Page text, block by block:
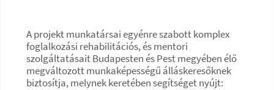
A projekt munkatársai egyénre szabott komplex
foglalkozási rehabilitációs, és mentori
szolgáltatásait Budapesten és Pest megyében élő
megváltozott munkaképességű álláskeresőknek
biztosítja, melynek keretében segítséget nyújt: